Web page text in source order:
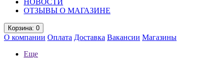
НОВОСТИ
ОТЗЫВЫ О МАГАЗИНЕ
Корзина: 0
О компании Оплата Доставка Вакансии Магазины
Еще